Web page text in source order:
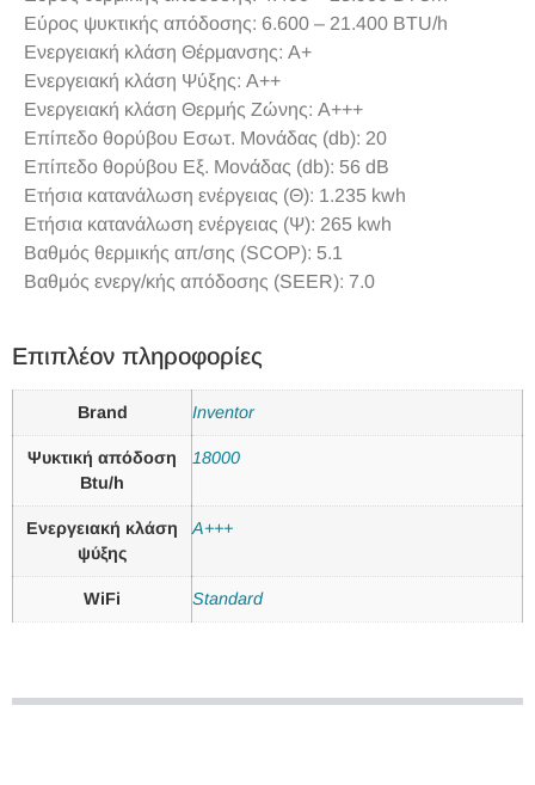
Εύρος ψυκτικής απόδοσης: 6.600 – 21.400 BTU/h
Ενεργειακή κλάση Θέρμανσης: Α+
Ενεργειακή κλάση Ψύξης: A++
Ενεργειακή κλάση Θερμής Ζώνης: A+++
Επίπεδο θορύβου Εσωτ. Μονάδας (db): 20
Επίπεδο θορύβου Εξ. Μονάδας (db): 56 dB
Ετήσια κατανάλωση ενέργειας (Θ): 1.235 kwh
Ετήσια κατανάλωση ενέργειας (Ψ): 265 kwh
Βαθμός θερμικής απ/σης (SCOP): 5.1
Βαθμός ενεργ/κής απόδοσης (SEER): 7.0
Επιπλέον πληροφορίες
Brand Inventor
Ψυκτική απόδοση
Btu/h
18000
Ενεργειακή κλάση
ψύξης
A+++
WiFi Standard